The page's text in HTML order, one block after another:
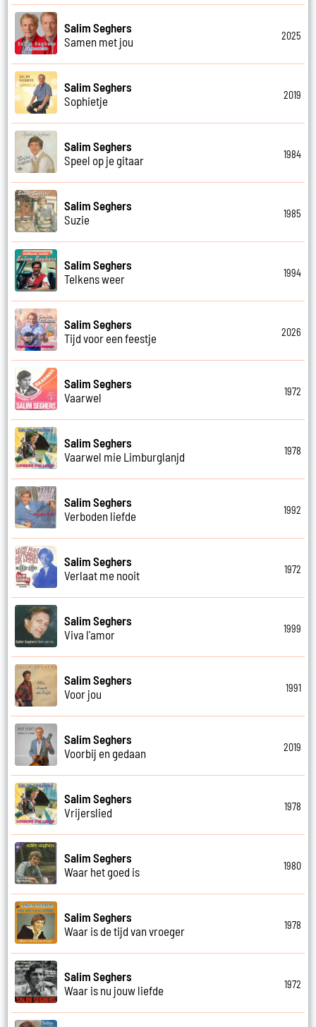
Salim Seghers
Samen met jou
2025
Salim Seghers
Sophietje
2019
Salim Seghers
Speel op je gitaar
1984
Salim Seghers
Suzie
1985
Salim Seghers
Telkens weer
1994
Salim Seghers
Tijd voor een feestje
2026
Salim Seghers
Vaarwel
1972
Salim Seghers
Vaarwel mie Limburglanjd
1978
Salim Seghers
Verboden liefde
1992
Salim Seghers
Verlaat me nooit
1972
Salim Seghers
Viva l'amor
1999
Salim Seghers
Voor jou
1991
Salim Seghers
Voorbij en gedaan
2019
Salim Seghers
Vrijerslied
1978
Salim Seghers
Waar het goed is
1980
Salim Seghers
Waar is de tijd van vroeger
1978
Salim Seghers
Waar is nu jouw liefde
1972